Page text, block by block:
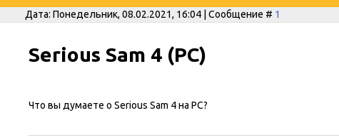
Дата: Понедельник, 08.02.2021, 16:04 | Сообщение # 1
Serious Sam 4 (PC)
Что вы думаете о Serious Sam 4 на PC?